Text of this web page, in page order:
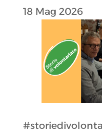
18 Mag 2026